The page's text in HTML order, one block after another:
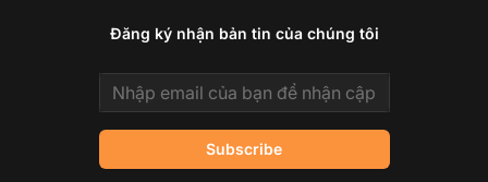
Đăng ký nhận bản tin của chúng tôi
Email address
Subscribe